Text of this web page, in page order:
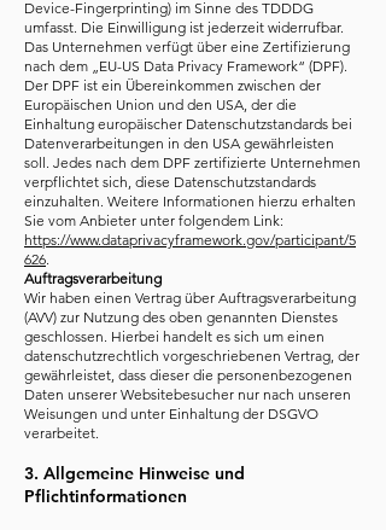
Device-Fingerprinting) im Sinne des TDDDG
umfasst. Die Einwilligung ist jederzeit widerrufbar.
Das Unternehmen verfügt über eine Zertifizierung
nach dem „EU-US Data Privacy Framework“ (DPF).
Der DPF ist ein Übereinkommen zwischen der
Europäischen Union und den USA, der die
Einhaltung europäischer Datenschutzstandards bei
Datenverarbeitungen in den USA gewährleisten
soll. Jedes nach dem DPF zertifizierte Unternehmen
verpflichtet sich, diese Datenschutzstandards
einzuhalten. Weitere Informationen hierzu erhalten
Sie vom Anbieter unter folgendem Link:
https://www.dataprivacyframework.gov/participant/5
626.
Auftragsverarbeitung
Wir haben einen Vertrag über Auftragsverarbeitung
(AVV) zur Nutzung des oben genannten Dienstes
geschlossen. Hierbei handelt es sich um einen
datenschutzrechtlich vorgeschriebenen Vertrag, der
gewährleistet, dass dieser die personenbezogenen
Daten unserer Websitebesucher nur nach unseren
Weisungen und unter Einhaltung der DSGVO
verarbeitet.
3. Allgemeine Hinweise und
Pflichtinformationen